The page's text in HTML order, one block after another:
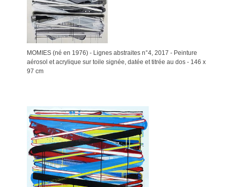
MOMIES (né en 1976) - Lignes abstraites n°4, 2017 - Peinture
aérosol et acrylique sur toile signée, datée et titrée au dos - 146 x
97 cm